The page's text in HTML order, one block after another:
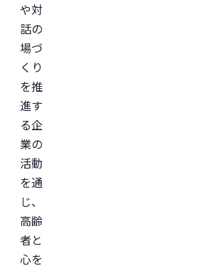
や対
話の
場づ
くり
を推
進す
る企
業の
活動
を通
じ、
高齢
者と
心を